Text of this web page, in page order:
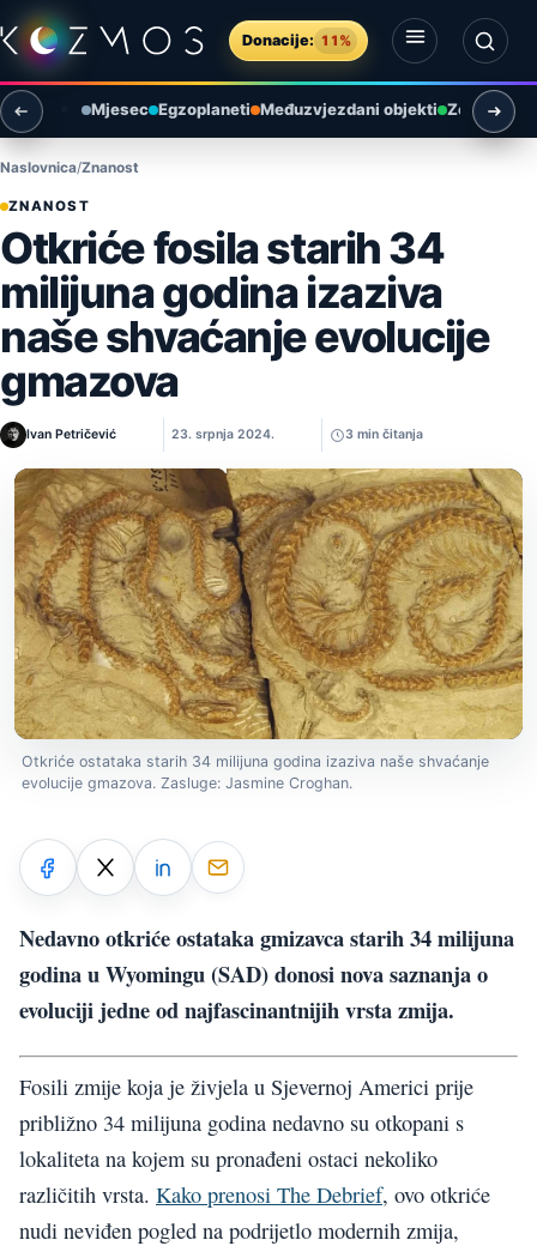
Preskoči na sadržaj
Donacije: 11%
Otvori izbornik
Otvori pretragu
Mjesec Egzoplaneti Međuzvjezdani objekti Zemlja i
Naslovnica Znanost
ZNANOST
Otkriće fosila starih 34
milijuna godina izaziva
naše shvaćanje evolucije
gmazova
Ivan Petričević 23. srpnja 2024. 3 min čitanja
Otkriće ostataka starih 34 milijuna godina izaziva naše shvaćanje
evolucije gmazova. Zasluge: Jasmine Croghan.
Nedavno otkriće ostataka gmizavca starih 34 milijuna
godina u Wyomingu (SAD) donosi nova saznanja o
evoluciji jedne od najfascinantnijih vrsta zmija.
Fosili zmije koja je živjela u Sjevernoj Americi prije
približno 34 milijuna godina nedavno su otkopani s
lokaliteta na kojem su pronađeni ostaci nekoliko
različitih vrsta. Kako prenosi The Debrief, ovo otkriće
nudi neviđen pogled na podrijetlo modernih zmija,